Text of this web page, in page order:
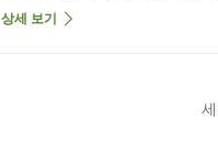
상세 보기